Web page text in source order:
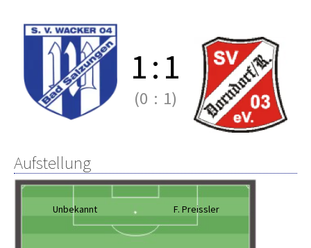
1:1
(0 : 1)
Aufstellung
Unbekannt F. Preissler